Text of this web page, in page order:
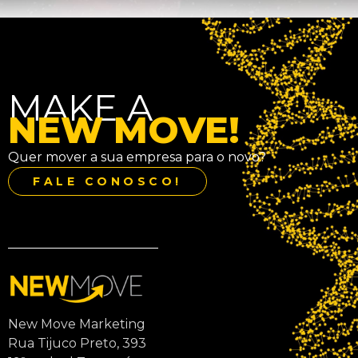
MAKE A
NEW MOVE!
Quer mover a sua empresa para o novo?
FALE CONOSCO!
New Move Marketing
Rua Tijuco Preto, 393